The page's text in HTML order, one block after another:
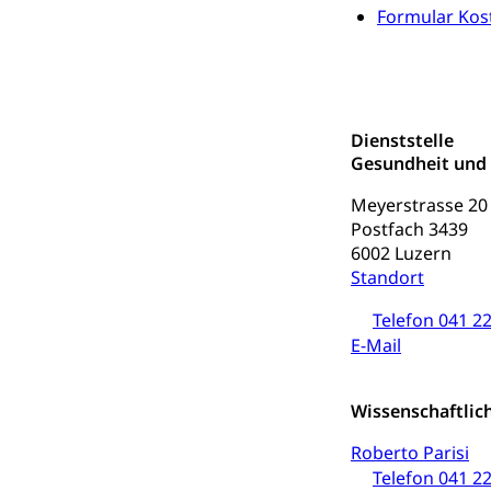
Formular
Dienststelle
Gesundheit
Meyerstrasse 20
Postfach 3439
6002 Luzern
Standort
Telefon 041
E-Mail
Roberto Parisi
Telefon 041
Schifffahrt
Strasse
Individualverkehr
zentras
Zivilstand
Adoption
Adoptivkind,